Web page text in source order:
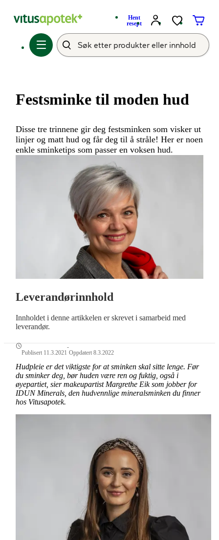
Hent
resept
Festsminke til moden hud
Disse tre trinnene gir deg festsminken som visker ut
linjer og matt hud og får deg til å stråle! Her er noen
enkle sminketips som passer en voksen hud.
Leverandørinnhold
Innholdet i denne artikkelen er skrevet i samarbeid med
leverandør.
Publisert 11.3.2021
-
Oppdatert 8.3.2022
Hudpleie er det viktigste for at sminken skal sitte lenge. Før
du sminker deg, bør huden være ren og fuktig, også i
øyepartiet, sier makeupartist Margrethe Eik som jobber for
IDUN Minerals, den hudvennlige mineralsminken du finner
hos Vitusapotek.